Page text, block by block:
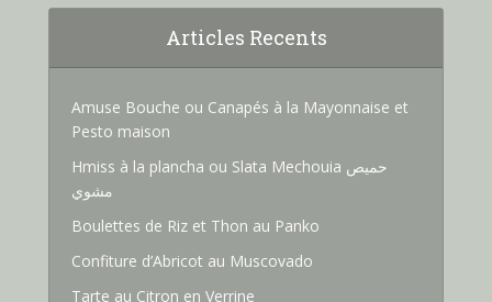
Articles Recents
Amuse Bouche ou Canapés à la Mayonnaise et
Pesto maison
Hmiss à la plancha ou Slata Mechouia حميص
مشوي
Boulettes de Riz et Thon au Panko
Confiture d’Abricot au Muscovado
Tarte au Citron en Verrine